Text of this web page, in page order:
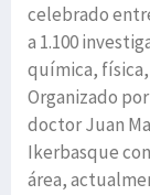
celebrado
a 1.100
química,
Organizado
doctor Juan
Ikerbasque
área,